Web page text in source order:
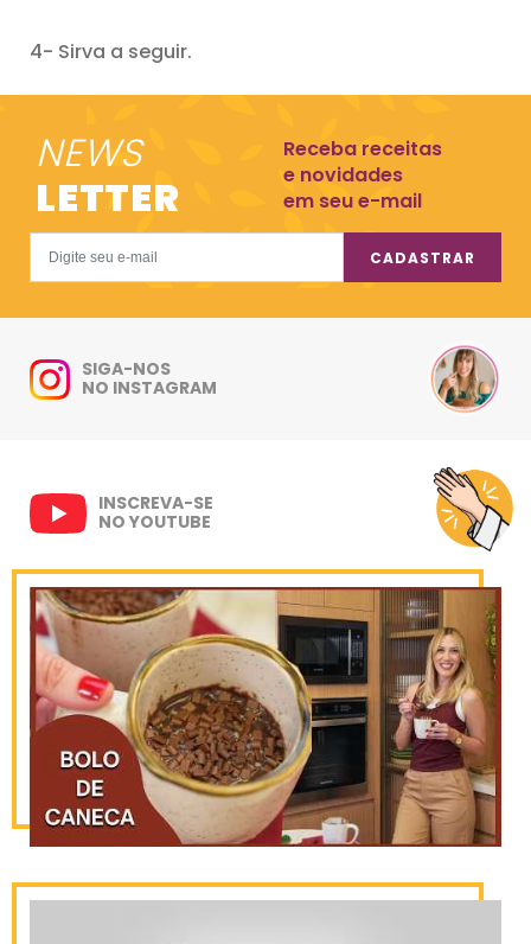
4- Sirva a seguir.
NEWS
LETTER
Receba receitas
e novidades
em seu e-mail
CADASTRAR
SIGA-NOS
NO INSTAGRAM
INSCREVA-SE
NO YOUTUBE